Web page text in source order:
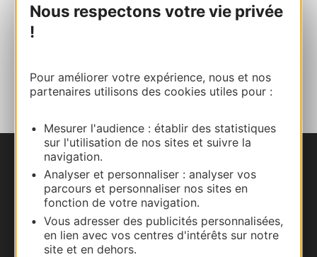
Nous respectons votre vie privée
!
Pour améliorer votre expérience, nous et nos
partenaires utilisons des cookies utiles pour :
Mesurer l'audience : établir des statistiques
sur l'utilisation de nos sites et suivre la
navigation.
Analyser et personnaliser : analyser vos
parcours et personnaliser nos sites en
fonction de votre navigation.
Vous adresser des publicités personnalisées,
en lien avec vos centres d'intérêts sur notre
site et en dehors.
AU CARNET
Nous contacter
Carte interactive
Documentation